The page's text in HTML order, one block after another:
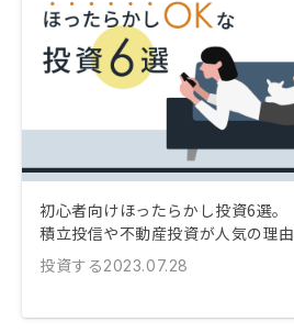
初心者向けほったらかし投資6選。
積立投信や不動産投資が人気の理由
投資する2023.07.28